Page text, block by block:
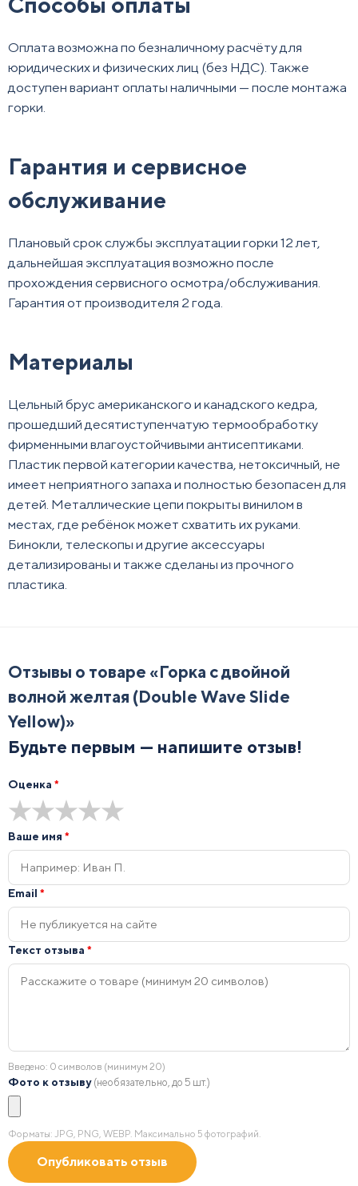
Оплата возможна по безналичному расчёту для
юридических и физических лиц (без НДС). Также
доступен вариант оплаты наличными — после монтажа
горки.
Гарантия и сервисное
обслуживание
Плановый срок службы эксплуатации горки 12 лет,
дальнейшая эксплуатация возможно после
прохождения сервисного осмотра/обслуживания.
Гарантия от производителя 2 года.
Материалы
Цельный брус американского и канадского кедра,
прошедший десятиступенчатую термообработку
фирменными влагоустойчивыми антисептиками.
Пластик первой категории качества, нетоксичный, не
имеет неприятного запаха и полностью безопасен для
детей. Металлические цепи покрыты винилом в
местах, где ребёнок может схватить их руками.
Бинокли, телескопы и другие аксессуары
детализированы и также сделаны из прочного
пластика.
Отзывы о товаре «Горка с двойной
волной желтая (Double Wave Slide
Yellow)»
Будьте первым — напишите отзыв!
Оценка *
★
★
★
★
★
Ваше имя *
Email *
Текст отзыва *
Введено: 0 символов (минимум 20)
Фото к отзыву (необязательно, до 5 шт.)
Форматы: JPG, PNG, WEBP. Максимально 5 фотографий.